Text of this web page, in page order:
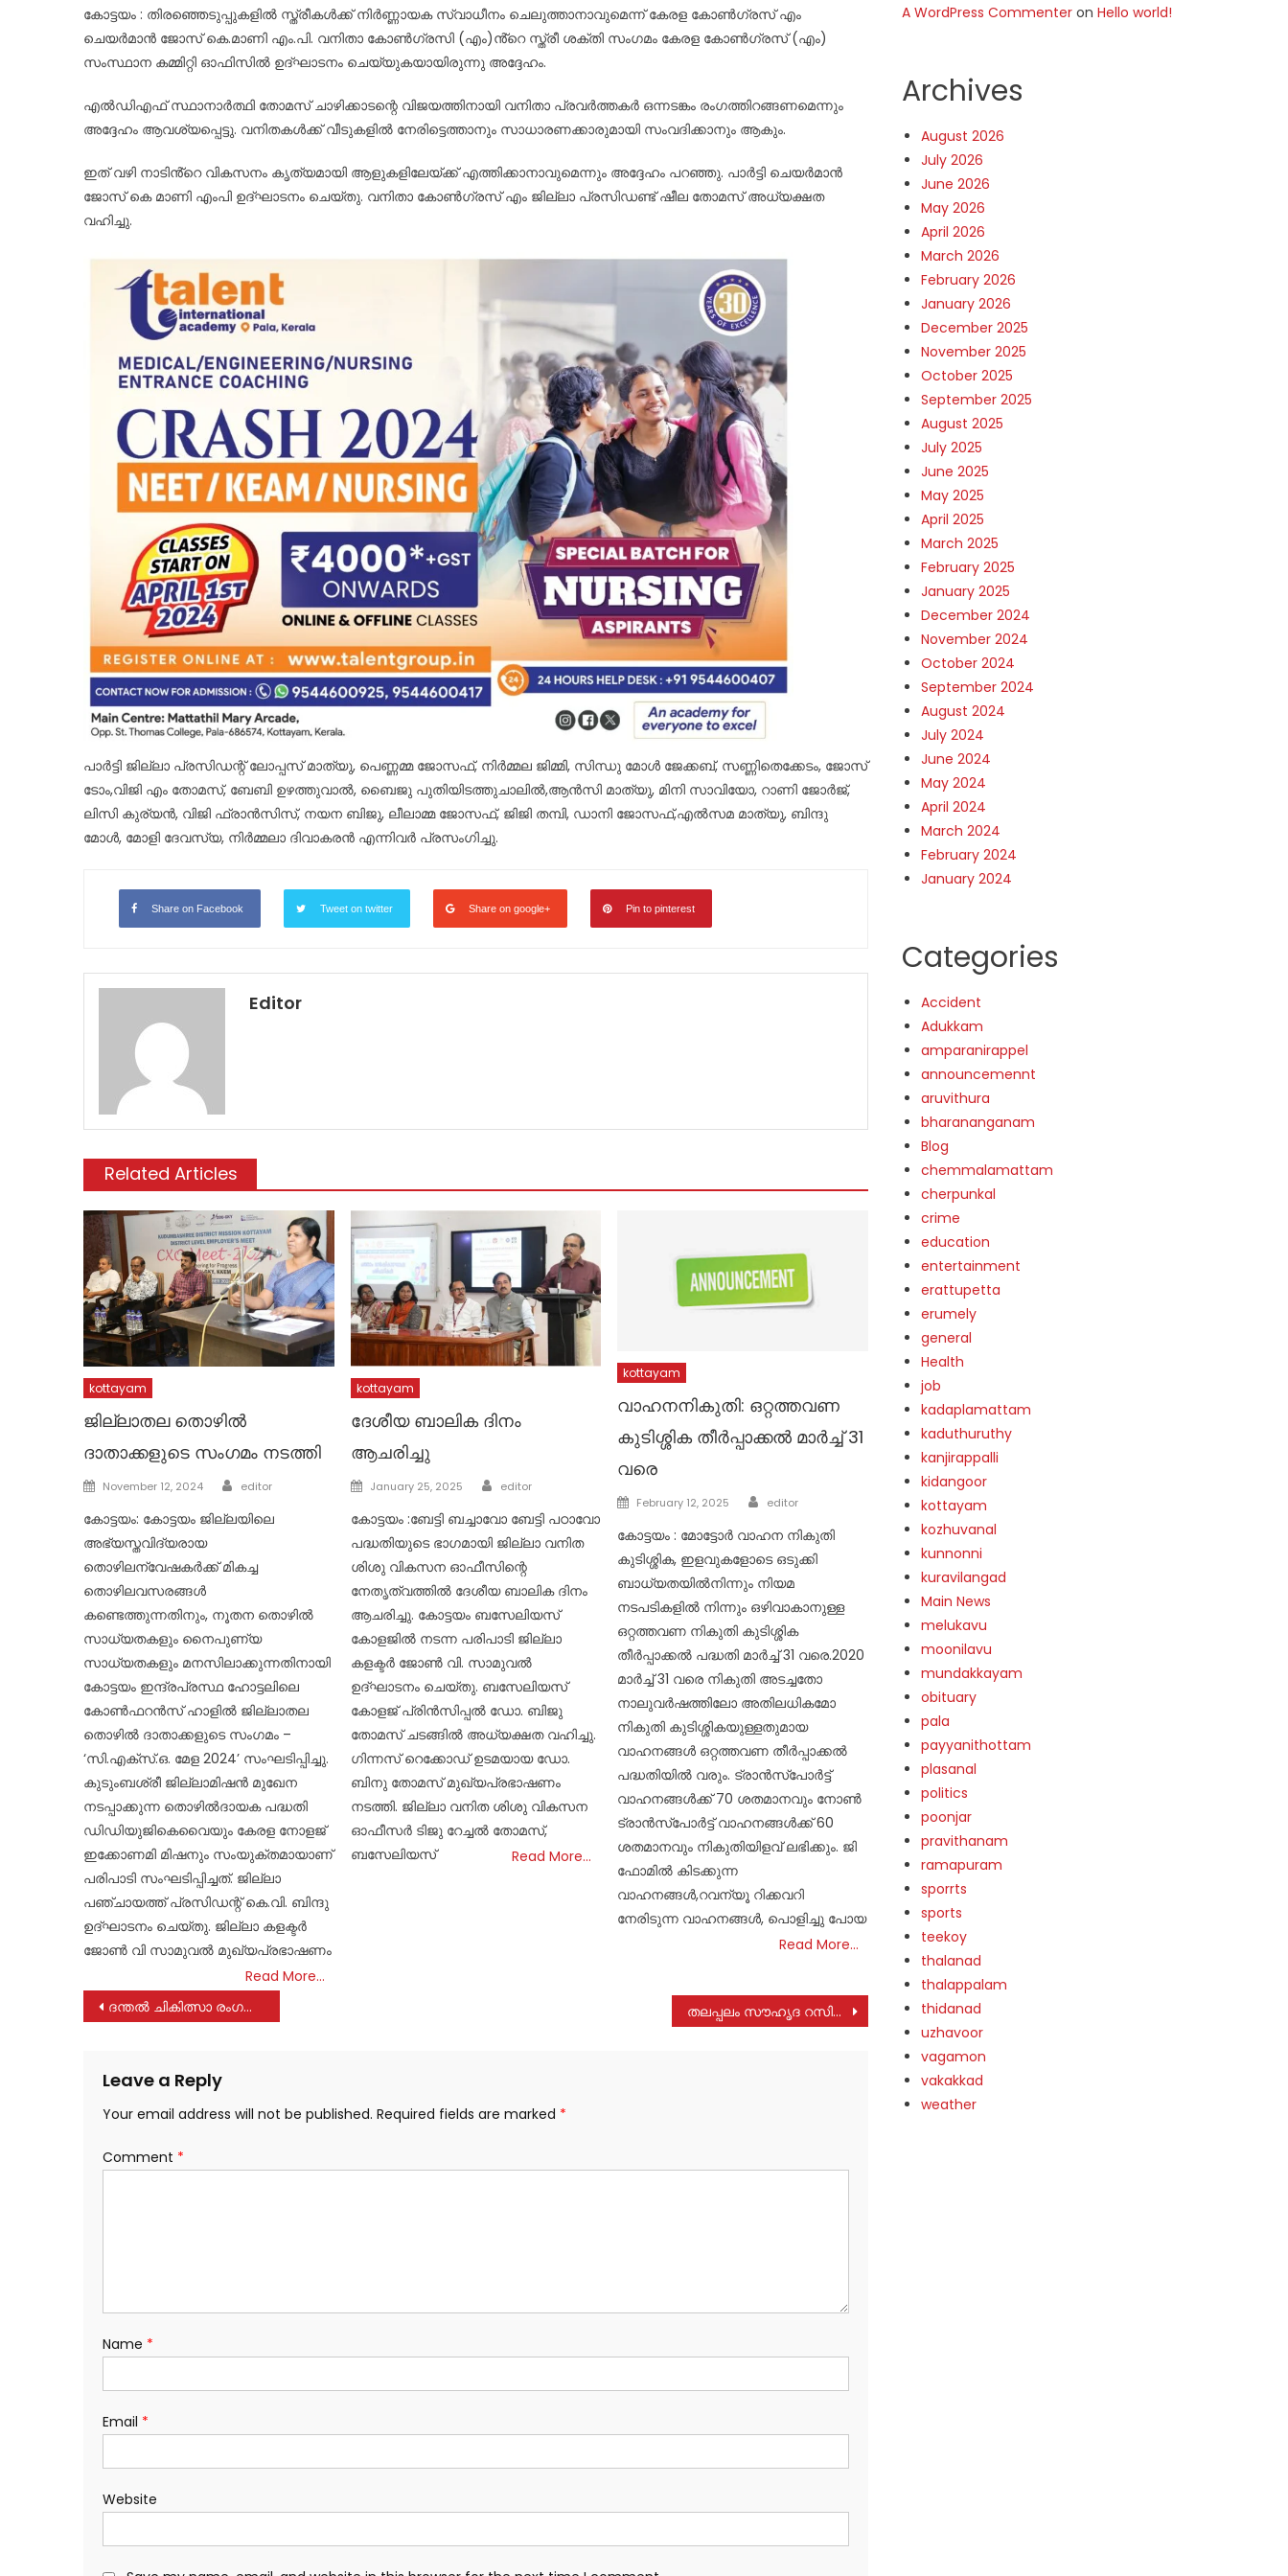
കോട്ടയം : തിരഞ്ഞെടുപ്പുകളിൽ സ്ത്രീകൾക്ക് നിർണ്ണായക സ്വാധീനം ചെലുത്താനാവുമെന്ന് കേരള കോൺഗ്രസ് എം
ചെയർമാൻ ജോസ് കെ.മാണി എം.പി. വനിതാ കോൺഗ്രസി (എം)ൻ്റെ സ്ത്രീ ശക്തി സംഗമം കേരള കോൺഗ്രസ്‌ (എം)
സംസ്ഥാന കമ്മിറ്റി ഓഫിസിൽ ഉദ്ഘാടനം ചെയ്യുകയായിരുന്നു അദ്ദേഹം.
എൽഡിഎഫ് സ്ഥാനാർത്ഥി തോമസ് ചാഴിക്കാടന്റെ വിജയത്തിനായി വനിതാ പ്രവർത്തകർ ഒന്നടങ്കം രംഗത്തിറങ്ങണമെന്നും
അദ്ദേഹം ആവശ്യപ്പെട്ടു. വനിതകൾക്ക് വീടുകളിൽ നേരിട്ടെത്താനും സാധാരണക്കാരുമായി സംവദിക്കാനും ആകും.
ഇത് വഴി നാടിൻ്റെ വികസനം കൃത്യമായി ആളുകളിലേയ്ക്ക് എത്തിക്കാനാവുമെന്നും അദ്ദേഹം പറഞ്ഞു. പാർട്ടി ചെയർമാൻ
ജോസ് കെ മാണി എംപി ഉദ്ഘാടനം ചെയ്തു. വനിതാ കോൺഗ്രസ് എം ജില്ലാ പ്രസിഡണ്ട് ഷീല തോമസ് അധ്യക്ഷത
വഹിച്ചു.
പാർട്ടി ജില്ലാ പ്രസിഡന്റ് ലോപ്പസ് മാത്യു, പെണ്ണമ്മ ജോസഫ്, നിർമ്മല ജിമ്മി, സിന്ധു മോൾ ജേക്കബ്, സണ്ണിതെക്കേടം, ജോസ്
ടോം,വിജി എം തോമസ്, ബേബി ഉഴത്തുവാൽ, ബൈജു പുതിയിടത്തുചാലിൽ,ആൻസി മാത്യു, മിനി സാവിയോ, റാണി ജോർജ്,
ലിസി കുര്യൻ, വിജി ഫ്രാൻസിസ്, നയന ബിജു, ലീലാമ്മ ജോസഫ്, ജിജി തമ്പി, ഡാനി ജോസഫ്,എൽസമ മാത്യു, ബിന്ദു
മോൾ, മോളി ദേവസ്യ, നിർമ്മലാ ദിവാകരൻ എന്നിവർ പ്രസംഗിച്ചു.
Share on Facebook Tweet on twitter Share on google+ Pin to pinterest
Editor
Related Articles
kottayam
ജില്ലാതല തൊഴിൽ
ദാതാക്കളുടെ സംഗമം നടത്തി
Posted
November 12, 2024 Author
editor
കോട്ടയം: കോട്ടയം ജില്ലയിലെ
അഭ്യസ്തവിദ്യരായ
തൊഴിലന്വേഷകർക്ക് മികച്ച
തൊഴിലവസരങ്ങൾ
കണ്ടെത്തുന്നതിനും, നൂതന തൊഴിൽ
സാധ്യതകളും നൈപുണ്യ
സാധ്യതകളും മനസിലാക്കുന്നതിനായി
കോട്ടയം ഇന്ദ്രപ്രസ്ഥ ഹോട്ടലിലെ
കോൺഫറൻസ് ഹാളിൽ ജില്ലാതല
തൊഴിൽ ദാതാക്കളുടെ സംഗമം –
‘സി.എക്സ്.ഒ. മേള 2024’ സംഘടിപ്പിച്ചു.
കുടുംബശ്രീ ജില്ലാമിഷൻ മുഖേന
നടപ്പാക്കുന്ന തൊഴിൽദായക പദ്ധതി
ഡിഡിയുജികെവൈയും കേരള നോളജ്
ഇക്കോണമി മിഷനും സംയുക്തമായാണ്
പരിപാടി സംഘടിപ്പിച്ചത്. ജില്ലാ
പഞ്ചായത്ത് പ്രസിഡന്റ് കെ.വി. ബിന്ദു
ഉദ്ഘാടനം ചെയ്തു. ജില്ലാ കളക്ടർ
ജോൺ വി സാമുവൽ മുഖ്യപ്രഭാഷണം
Read More…
kottayam
ദേശീയ ബാലിക ദിനം
ആചരിച്ചു
Posted
January 25, 2025 Author
editor
കോട്ടയം :ബേട്ടി ബച്ചാവോ ബേട്ടി പഠാവോ
പദ്ധതിയുടെ ഭാഗമായി ജില്ലാ വനിത
ശിശു വികസന ഓഫീസിന്റെ
നേതൃത്വത്തിൽ ദേശീയ ബാലിക ദിനം
ആചരിച്ചു. കോട്ടയം ബസേലിയസ്
കോളജിൽ നടന്ന പരിപാടി ജില്ലാ
കളക്ടർ ജോൺ വി. സാമുവൽ
ഉദ്ഘാടനം ചെയ്തു. ബസേലിയസ്
കോളജ് പ്രിൻസിപ്പൽ ഡോ. ബിജു
തോമസ് ചടങ്ങിൽ അധ്യക്ഷത വഹിച്ചു.
ഗിന്നസ് റെക്കോഡ് ഉടമയായ ഡോ.
ബിനു തോമസ് മുഖ്യപ്രഭാഷണം
നടത്തി. ജില്ലാ വനിത ശിശു വികസന
ഓഫീസർ ടിജു റേച്ചൽ തോമസ്,
ബസേലിയസ്
Read More…
kottayam
വാഹനനികുതി: ഒറ്റത്തവണ
കുടിശ്ശിക തീർപ്പാക്കൽ മാർച്ച് 31
വരെ
Posted
February 12, 2025 Author
editor
കോട്ടയം : മോട്ടോർ വാഹന നികുതി
കുടിശ്ശിക, ഇളവുകളോടെ ഒടുക്കി
ബാധ്യതയിൽനിന്നും നിയമ
നടപടികളിൽ നിന്നും ഒഴിവാകാനുള്ള
ഒറ്റത്തവണ നികുതി കുടിശ്ശിക
തീർപ്പാക്കൽ പദ്ധതി മാർച്ച് 31 വരെ.2020
മാർച്ച് 31 വരെ നികുതി അടച്ചതോ
നാലുവർഷത്തിലോ അതിലധികമോ
നികുതി കുടിശ്ശികയുള്ളതുമായ
വാഹനങ്ങൾ ഒറ്റത്തവണ തീർപ്പാക്കൽ
പദ്ധതിയിൽ വരും. ട്രാൻസ്പോർട്ട്
വാഹനങ്ങൾക്ക് 70 ശതമാനവും നോൺ
ട്രാൻസ്പോർട്ട് വാഹനങ്ങൾക്ക് 60
ശതമാനവും നികുതിയിളവ് ലഭിക്കും. ജി
ഫോമിൽ കിടക്കുന്ന
വാഹനങ്ങൾ,റവന്യൂ റിക്കവറി
നേരിടുന്ന വാഹനങ്ങൾ, പൊളിച്ചു പോയ
Read More…
Post
ദന്തൽ ചികിത്സാ രംഗത്ത് കേരളത്തെ ആഗോള ഹബ് ആക്കും: മന്ത്രി വീണാ ജോർജ് തലപ്പലം സൗഹൃദ റസിഡൻസ് അസോസിയേഷന്റെ പൊതുയോഗം ചേർന്നു
Leave a Reply
Your email address will not be published. Required fields are marked *
Comment *
Name *
Email *
Website
A WordPress Commenter onHello world!
Archives
August 2026
July 2026
June 2026
May 2026
April 2026
March 2026
February 2026
January 2026
December 2025
November 2025
October 2025
September 2025
August 2025
July 2025
June 2025
May 2025
April 2025
March 2025
February 2025
January 2025
December 2024
November 2024
October 2024
September 2024
August 2024
July 2024
June 2024
May 2024
April 2024
March 2024
February 2024
January 2024
Categories
Accident
Adukkam
amparanirappel
announcemennt
aruvithura
bharananganam
Blog
chemmalamattam
cherpunkal
crime
education
entertainment
erattupetta
erumely
general
Health
job
kadaplamattam
kaduthuruthy
kanjirappalli
kidangoor
kottayam
kozhuvanal
kunnonni
kuravilangad
Main News
melukavu
moonilavu
mundakkayam
obituary
pala
payyanithottam
plasanal
politics
poonjar
pravithanam
ramapuram
sporrts
sports
teekoy
thalanad
thalappalam
thidanad
uzhavoor
vagamon
vakakkad
weather